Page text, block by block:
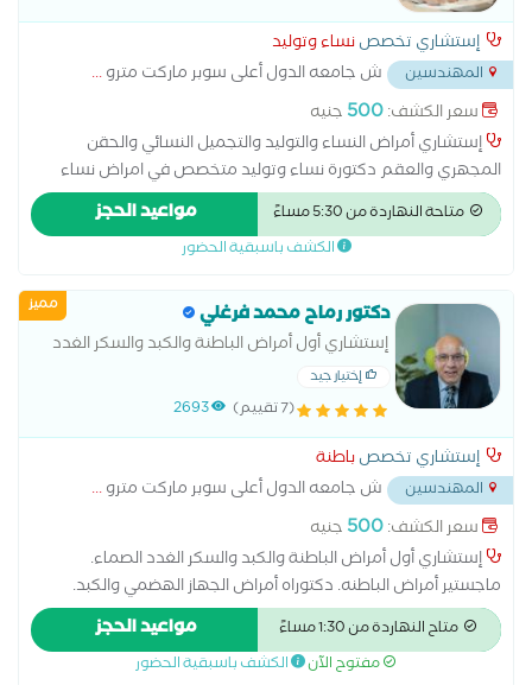
إستشاري تخصصنساء وتوليد
المهندسين ش جامعه الدول أعلى سوبر ماركت مترو...
سعر الكشف:500 جنيه
إستشاري أمراض النساء والتوليد والتجميل النسائي والحقن
المجهري والعقم دكتورة نساء وتوليد متخصص في امراض نساء
وتوليد، حقن مجهري وعقم، جراحة اورام نسائية، جراحات تجميل
نسائية و ولادة
متاحة النهاردة من 5:30 مساءً مواعيد الحجز
الكشف باسبقية الحضور
مميز دكتور رماح محمد فرغلي
إستشاري أول أمراض الباطنة والكبد والسكر الغدد
الصماء
إختيار جيد
(7 تقييم) 2693
إستشاري تخصصباطنة
المهندسين ش جامعه الدول أعلى سوبر ماركت مترو...
سعر الكشف:500 جنيه
إستشاري أول أمراض الباطنة والكبد والسكر الغدد الصماء.
ماجستير أمراض الباطنه. دكتوراه أمراض الجهاز الهضمي والكبد.
الامراض المعدية التغذية لمرضى السكري وفقر الدم التهابات المعدة
والاثنى عشر امراض الباطنة العامة امراض الجهاز الهضمي امراض
ضغط الدم تشخيص وعلاج حالات ارتجاع المريء سونار على البطن
متاح النهاردة من 1:30 مساءً مواعيد الحجز
مفتوح الآن الكشف باسبقية الحضور